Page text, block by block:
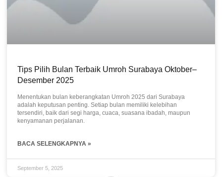
Tips Pilih Bulan Terbaik Umroh Surabaya Oktober–
Desember 2025
Menentukan bulan keberangkatan Umroh 2025 dari Surabaya
adalah keputusan penting. Setiap bulan memiliki kelebihan
tersendiri, baik dari segi harga, cuaca, suasana ibadah, maupun
kenyamanan perjalanan.
BACA SELENGKAPNYA »
September 5, 2025